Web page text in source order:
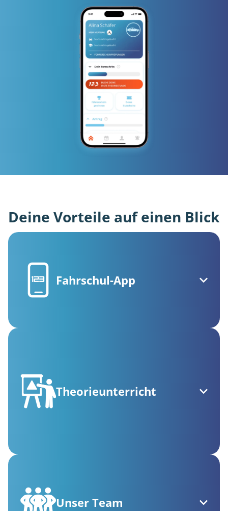
Deine Vorteile auf einen Blick
Fahrschul-App
Theorieunterricht
Unser Team